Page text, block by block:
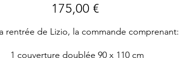
175,00 €Preis
rentrée de Lizio, la commande comprenant:
_1 couverture doublée 90 x 110 cm